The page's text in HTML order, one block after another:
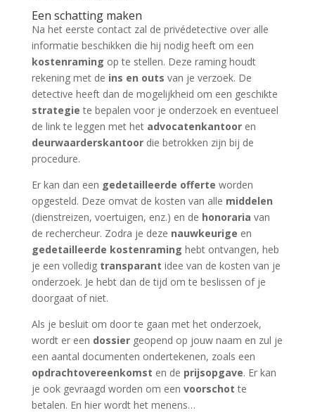
Een schatting maken
Na het eerste contact zal de privédetective over alle
informatie beschikken die hij nodig heeft om een
kostenraming op te stellen. Deze raming houdt
rekening met de ins en outs van je verzoek. De
detective heeft dan de mogelijkheid om een geschikte
strategie te bepalen voor je onderzoek en eventueel
de link te leggen met het advocatenkantooren
deurwaarderskantoordie betrokken zijn bij de
procedure.
Er kan dan een gedetailleerde offerte worden
opgesteld. Deze omvat de kosten van alle middelen
(dienstreizen, voertuigen, enz.) en de honoraria van
de rechercheur. Zodra je deze nauwkeurige en
gedetailleerde kostenraming hebt ontvangen, heb
je een volledig transparant idee van de kosten van je
onderzoek. Je hebt dan de tijd om te beslissen of je
doorgaat of niet.
Als je besluit om door te gaan met het onderzoek,
wordt er een dossiergeopend op jouw naam en zul je
een aantal documenten ondertekenen, zoals een
opdrachtovereenkomst en de prijsopgave. Er kan
je ook gevraagd worden om een voorschot te
betalen. En hier wordt het menens…